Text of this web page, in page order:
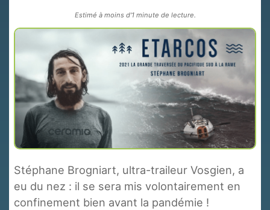
Estimé à moins d'1 minute de lecture.
Stéphane Brogniart, ultra-traileur Vosgien, a
eu du nez : il se sera mis volontairement en
confinement bien avant la pandémie !